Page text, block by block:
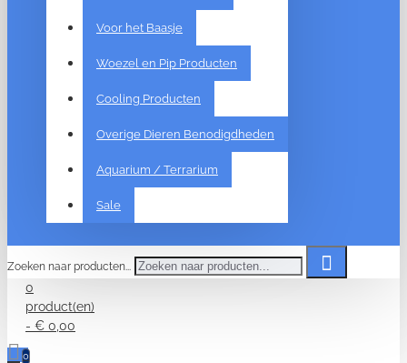
Voor het Baasje
Woezel en Pip Producten
Cooling Producten
Overige Dieren Benodigdheden
Aquarium / Terrarium
Sale
Zoeken naar producten...
0
product(en)
- € 0,00
0